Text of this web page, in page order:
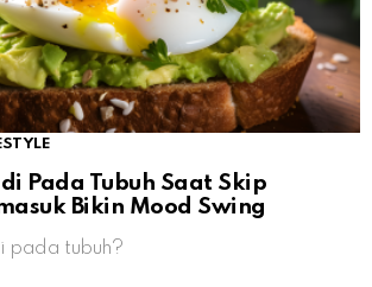
Pada Tubuh Saat Skip
Bikin Mood Swing
pada tubuh?